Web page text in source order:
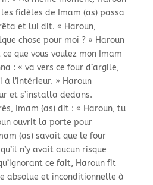
fidèles de Imam (as) passa
et lui dit. « Haroun,
chose pour moi ? » Haroun
que vous voulez mon Imam
: « va vers ce four d’argile,
à l’intérieur. » Haroun
et s’installa dedans.
Imam (as) dit : « Haroun, tu
ouvrit la porte pour
(as) savait que le four
n’y avait aucun risque
ce fait, Haroun fit
absolue et inconditionnelle à